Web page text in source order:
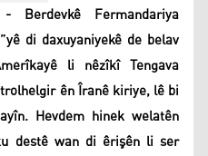
Berdevkê Fermandariya
di daxuyaniyekê de belav
li nêzîkî Tengava
ên Îranê kiriye, lê bi
Hevdem hinek welatên
destê wan di êrişên li ser